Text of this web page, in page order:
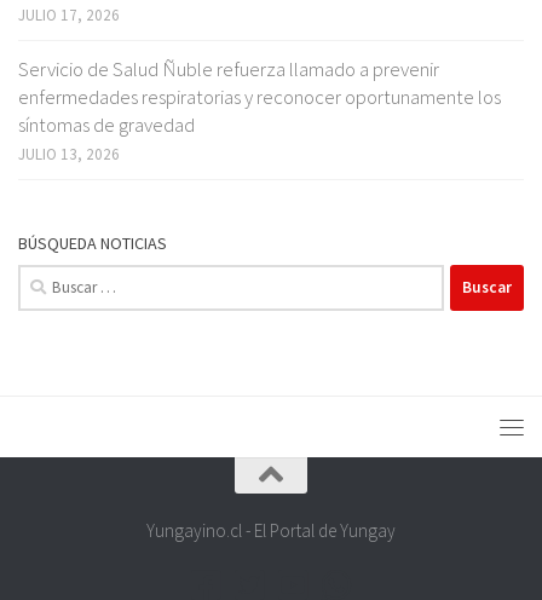
JULIO 17, 2026
Servicio de Salud Ñuble refuerza llamado a prevenir
enfermedades respiratorias y reconocer oportunamente los
síntomas de gravedad
JULIO 13, 2026
BÚSQUEDA NOTICIAS
Buscar:
Yungayino.cl - El Portal de Yungay